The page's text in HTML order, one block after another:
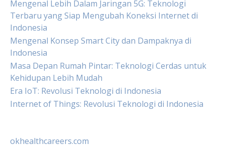
Mengenal Lebih Dalam Jaringan 5G: Teknologi
Terbaru yang Siap Mengubah Koneksi Internet di
Indonesia
Mengenal Konsep Smart City dan Dampaknya di
Indonesia
Masa Depan Rumah Pintar: Teknologi Cerdas untuk
Kehidupan Lebih Mudah
Era IoT: Revolusi Teknologi di Indonesia
Internet of Things: Revolusi Teknologi di Indonesia
okhealthcareers.com